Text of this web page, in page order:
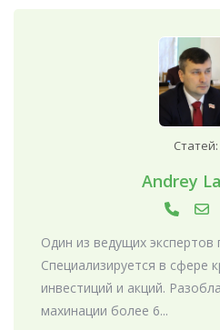
Статей:
Andrey
Один из ведущих экспертов
Специализируется в сфере
инвестиций и акций.
махинации более 6...